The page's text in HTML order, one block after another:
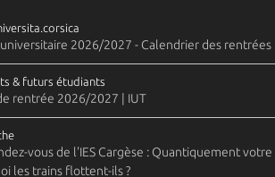
2026/2027 - Calendrier des rentrées
& futurs étudiants
rentrée 2026/2027 | IUT
vous de l'IES Cargèse : Quantiquement votre
les trains flottent-ils ?